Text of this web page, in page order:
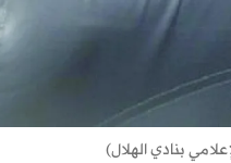
بنادي الهلال)